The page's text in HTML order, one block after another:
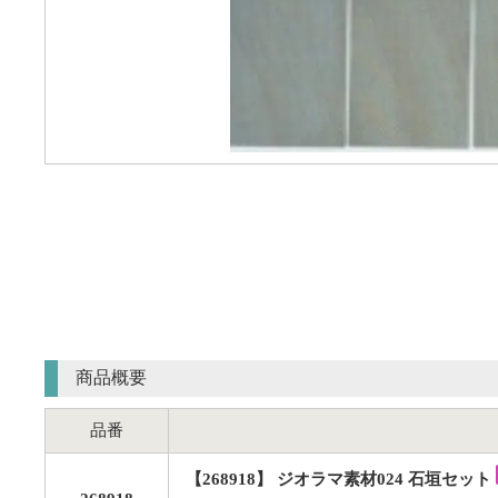
商品概要
品番
【268918】 ジオラマ素材024 石垣セット